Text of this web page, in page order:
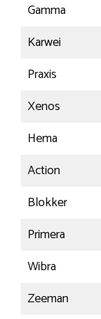
Gamma
Karwei
Praxis
Xenos
Hema
Action
Blokker
Primera
Wibra
Zeeman